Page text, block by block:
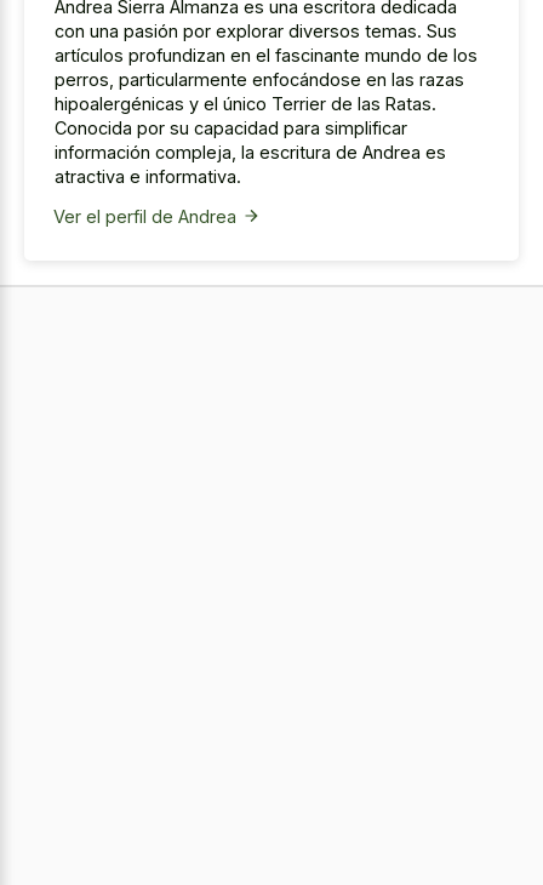
Andrea Sierra Almanza es una escritora dedicada
con una pasión por explorar diversos temas. Sus
artículos profundizan en el fascinante mundo de los
perros, particularmente enfocándose en las razas
hipoalergénicas y el único Terrier de las Ratas.
Conocida por su capacidad para simplificar
información compleja, la escritura de Andrea es
atractiva e informativa.
Ver el perfil de Andrea